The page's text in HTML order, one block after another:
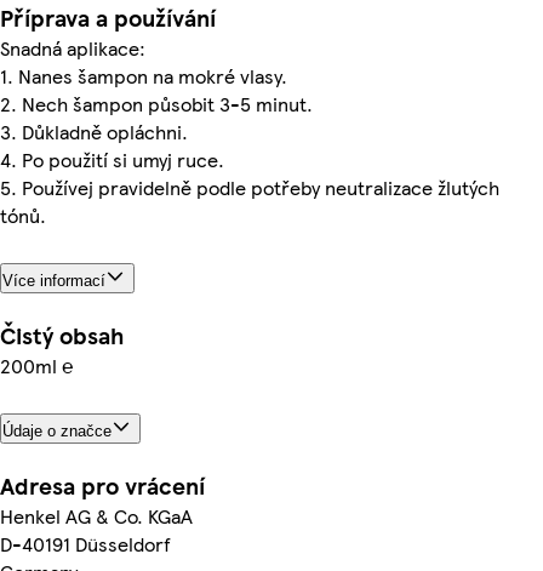
Příprava a používání
Snadná aplikace:
1. Nanes šampon na mokré vlasy.
2. Nech šampon působit 3-5 minut.
3. Důkladně opláchni.
4. Po použití si umyj ruce.
5. Používej pravidelně podle potřeby neutralizace žlutých
tónů.
Více informací
Čistý obsah
200ml ℮
Údaje o značce
Adresa pro vrácení
Henkel AG & Co. KGaA
D-40191 Düsseldorf